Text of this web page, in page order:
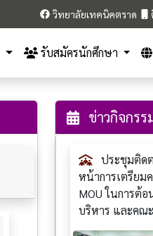
วิทยาลัยเทคนิคตราด
รับสมัครนักศึกษา
ข่าวกิจกรร
ประชุมติด
หน้าการเตรียม
MOU ในการต้
บริหาร และคณ